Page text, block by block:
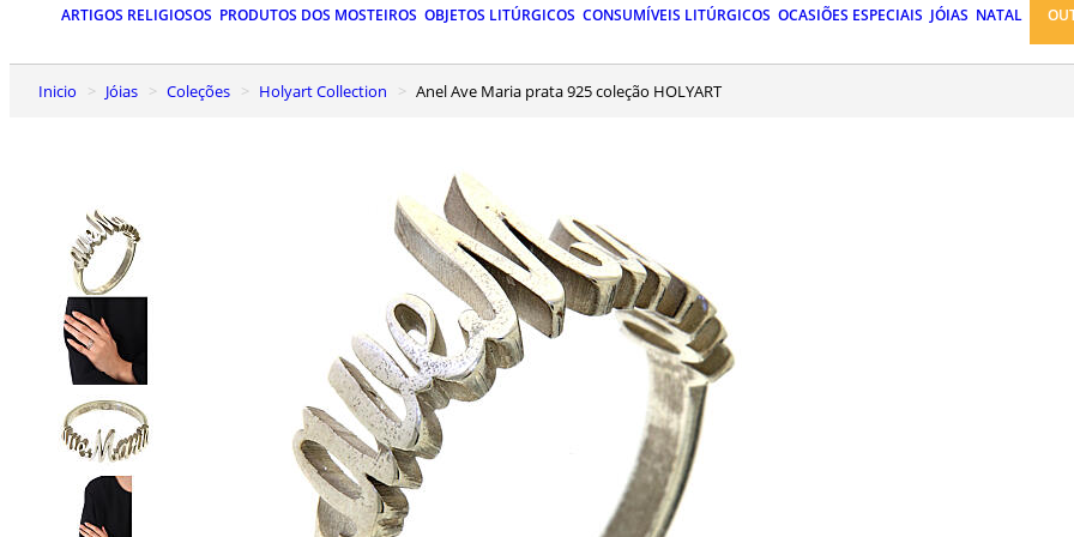
ARTIGOS RELIGIOSOS PRODUTOS DOS MOSTEIROS OBJETOS LITÚRGICOS CONSUMÍVEIS LITÚRGICOS OCASIÕES ESPECIAIS JÓIAS NATAL
Inicio Jóias Coleções Holyart Collection Anel Ave Maria prata 925 coleção HOLYART